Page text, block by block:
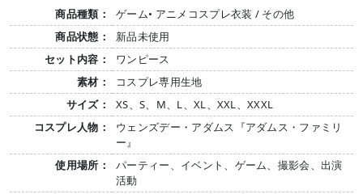
商品種類：
ゲーム• アニメコスプレ衣装 / その他
商品状態：
新品未使用
セット内容：
ワンピース
素材：
コスプレ専用生地
サイズ：
XS、S、M、L、XL、XXL、XXXL
コスプレ人物：
ウェンズデー・アダムス『アダムス・ファミリ
ー』
使用場所：
パーティー、イベント、ゲーム、撮影会、出演
活動